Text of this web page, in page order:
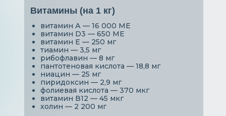
Витамины (на 1 кг)
витамин А — 16 000 МЕ
витамин D3 — 650 МЕ
витамин Е — 250 мг
тиамин — 3,5 мг
рибофлавин — 8 мг
пантотеновая кислота — 18,8 мг
ниацин — 25 мг
пиридоксин — 2,9 мг
фолиевая кислота — 370 мкг
витамин В12 — 45 мкг
холин — 2 200 мг